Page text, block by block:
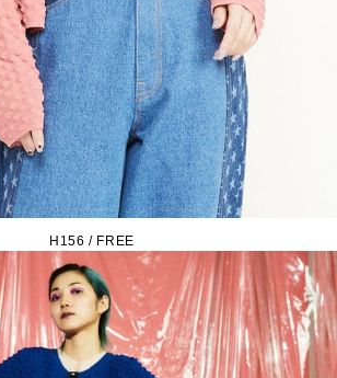
H156 / FREE